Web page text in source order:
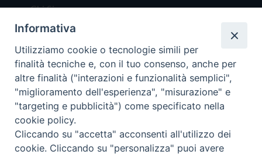
Chi Siamo
Redazione
Scrivici
Copyright © 2019 - Tutti i diritti riservati - Vita
Trentina Editrice
Informativa
Utilizziamo cookie o tecnologie simili per
finalità tecniche e, con il tuo consenso, anche per
altre finalità ("interazioni e funzionalità semplici",
"miglioramento dell'esperienza", "misurazione" e
"targeting e pubblicità") come specificato nella
cookie policy.
Cliccando su "accetta" acconsenti all'utilizzo dei
cookie. Cliccando su "personalizza" puoi avere